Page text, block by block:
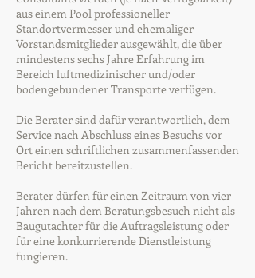
aus einem Pool professioneller
Standortvermesser und ehemaliger
Vorstandsmitglieder ausgewählt, die über
mindestens sechs Jahre Erfahrung im
Bereich luftmedizinischer und/oder
bodengebundener Transporte verfügen.
Die Berater sind dafür verantwortlich, dem
Service nach Abschluss eines Besuchs vor
Ort einen schriftlichen zusammenfassenden
Bericht bereitzustellen.
Berater dürfen für einen Zeitraum von vier
Jahren nach dem Beratungsbesuch nicht als
Baugutachter für die Auftragsleistung oder
für eine konkurrierende Dienstleistung
fungieren.